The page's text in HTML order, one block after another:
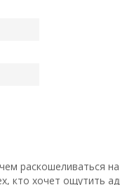
раскошеливаться
кто хочет ощутить